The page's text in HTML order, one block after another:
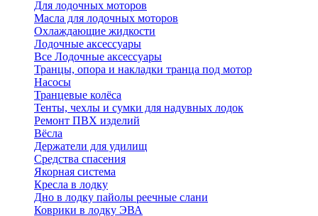
Для лодочных моторов
Масла для лодочных моторов
Охлаждающие жидкости
Лодочные аксессуары
Все Лодочные аксессуары
Транцы, опора и накладки транца под мотор
Насосы
Транцевые колёса
Тенты, чехлы и сумки для надувных лодок
Ремонт ПВХ изделий
Вёсла
Держатели для удилищ
Средства спасения
Якорная система
Кресла в лодку
Дно в лодку пайолы реечные слани
Коврики в лодку ЭВА